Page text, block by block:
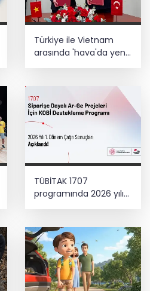
Türkiye ile Vietnam
arasında 'hava'da yeni
TÜBİTAK 1707
programında 2026 yılı